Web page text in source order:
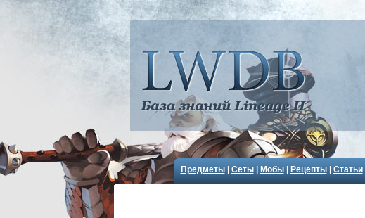
Предметы| Сеты| Мобы| Рецепты| Статьи|